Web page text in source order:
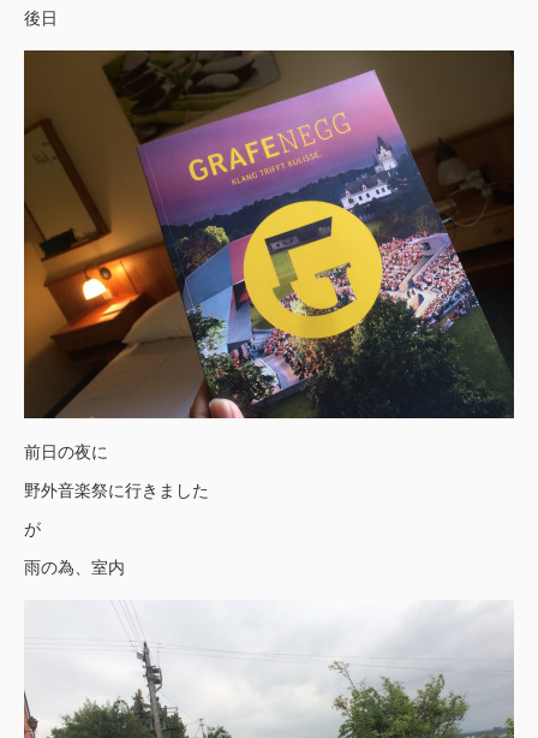
後日
前日の夜に
野外音楽祭に行きました
が
雨の為、室内